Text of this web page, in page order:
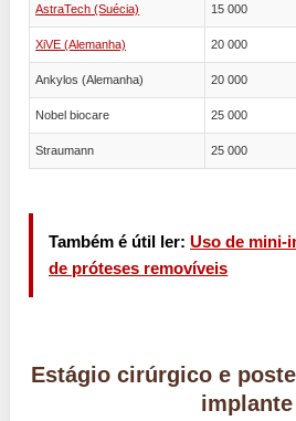
AstraTech (Suécia) 15 000
XiVE (Alemanha) 20 000
Ankylos (Alemanha) 20 000
Nobel biocare 25 000
Straumann 25 000
Também é útil ler:Uso de mini-
de próteses removíveis
Estágio cirúrgico e
implante